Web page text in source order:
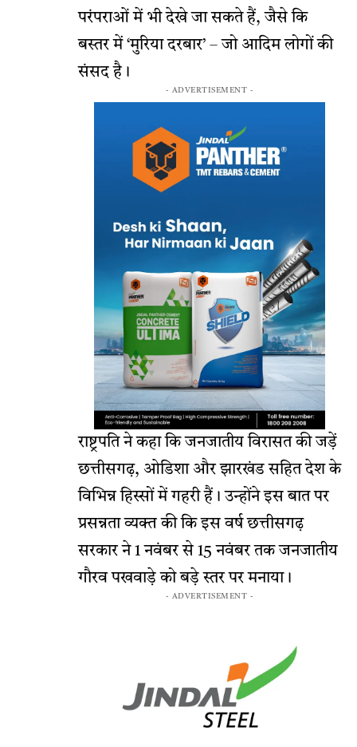
परंपराओं में भी देखे जा सकते हैं, जैसे कि
बस्तर में ‘मुरिया दरबार’ – जो आदिम लोगों की
संसद है।
- ADVERTISEMENT -
राष्ट्रपति ने कहा कि जनजातीय विरासत की जड़ें
छत्तीसगढ़, ओडिशा और झारखंड सहित देश के
विभिन्न हिस्सों में गहरी हैं। उन्होंने इस बात पर
प्रसन्नता व्यक्त की कि इस वर्ष छत्तीसगढ़
सरकार ने 1 नवंबर से 15 नवंबर तक जनजातीय
गौरव पखवाड़े को बड़े स्तर पर मनाया।
- ADVERTISEMENT -